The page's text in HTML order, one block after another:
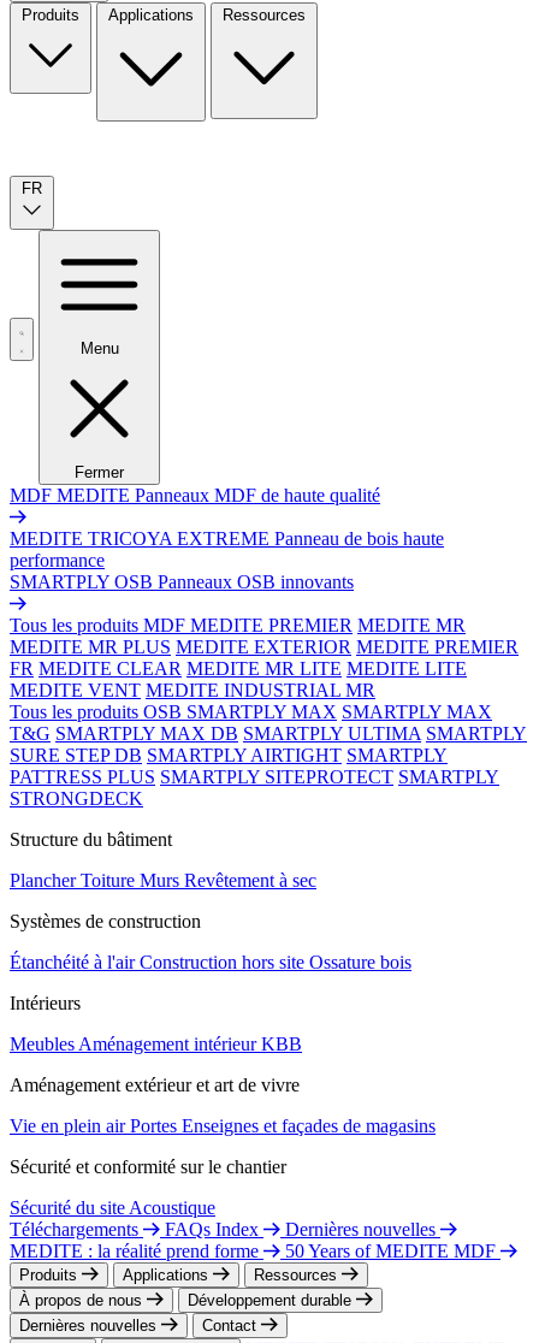
Produits
Applications Ressources
FR
Menu
Fermer
MDF MEDITE Panneaux MDF de haute qualité
MEDITE TRICOYA EXTREME Panneau de bois haute
performance
SMARTPLY OSB Panneaux OSB innovants
Tous les produits MDF MEDITE PREMIER MEDITE MR
MEDITE MR PLUS MEDITE EXTERIOR MEDITE PREMIER
FR MEDITE CLEAR MEDITE MR LITE MEDITE LITE
MEDITE VENT MEDITE INDUSTRIAL MR
Tous les produits OSB SMARTPLY MAX SMARTPLY MAX
T&G SMARTPLY MAX DB SMARTPLY ULTIMA SMARTPLY
SURE STEP DB SMARTPLY AIRTIGHT SMARTPLY
PATTRESS PLUS SMARTPLY SITEPROTECT SMARTPLY
STRONGDECK
Structure du bâtiment
PlancherToiture Murs Revêtement à sec
Systèmes de construction
Étanchéité à l'airConstruction hors site Ossature bois
Intérieurs
Meubles Aménagement intérieurKBB
Aménagement extérieur et art de vivre
Vie en plein airPortes Enseignes et façades de magasins
Sécurité et conformité sur le chantier
Sécurité du site Acoustique
Téléchargements
FAQs Index
Dernières nouvelles
MEDITE : la réalité prend forme
50 Years of MEDITE MDF
Produits Applications
Ressources
À propos de nous
Développement durable
Dernières nouvelles
Contact